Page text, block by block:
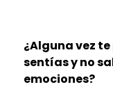
¿Alguna vez
sentías y no
emociones?